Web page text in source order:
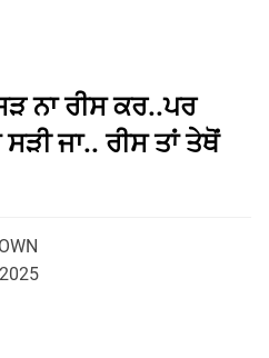
ਨਾ ਰੀਸ ਕਰ..ਪਰ
ਜਾ.. ਰੀਸ ਤਾਂ ਤੇਥੋਂ